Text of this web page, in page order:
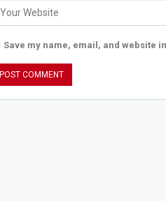
Save my name, email, and website